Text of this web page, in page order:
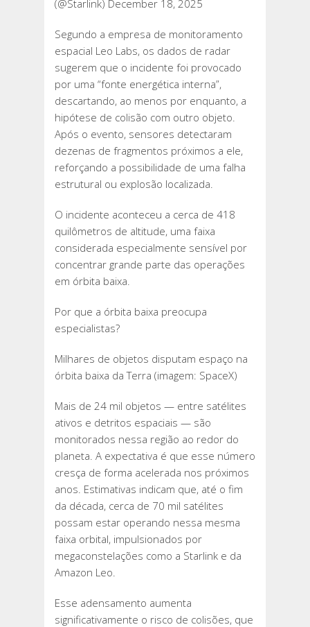
(@Starlink) December 18, 2025
Segundo a empresa de monitoramento
espacial Leo Labs, os dados de radar
sugerem que o incidente foi provocado
por uma “fonte energética interna”,
descartando, ao menos por enquanto, a
hipótese de colisão com outro objeto.
Após o evento, sensores detectaram
dezenas de fragmentos próximos a ele,
reforçando a possibilidade de uma falha
estrutural ou explosão localizada.
O incidente aconteceu a cerca de 418
quilômetros de altitude, uma faixa
considerada especialmente sensível por
concentrar grande parte das operações
em órbita baixa.
Por que a órbita baixa preocupa
especialistas?
Milhares de objetos disputam espaço na
órbita baixa da Terra (imagem: SpaceX)
Mais de 24 mil objetos — entre satélites
ativos e detritos espaciais — são
monitorados nessa região ao redor do
planeta. A expectativa é que esse número
cresça de forma acelerada nos próximos
anos. Estimativas indicam que, até o fim
da década, cerca de 70 mil satélites
possam estar operando nessa mesma
faixa orbital, impulsionados por
megaconstelações como a Starlink e da
Amazon Leo.
Esse adensamento aumenta
significativamente o risco de colisões, que